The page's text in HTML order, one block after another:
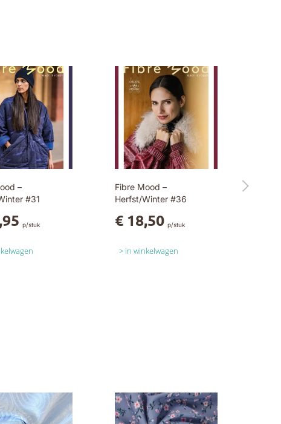
–
#31
p/stuk
Fibre Mood –
Herfst/Winter #36
€ 18,50 p/stuk
in winkelwagen